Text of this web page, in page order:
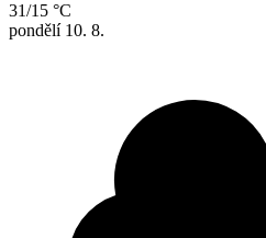
31/15 °C
pondělí 10. 8.